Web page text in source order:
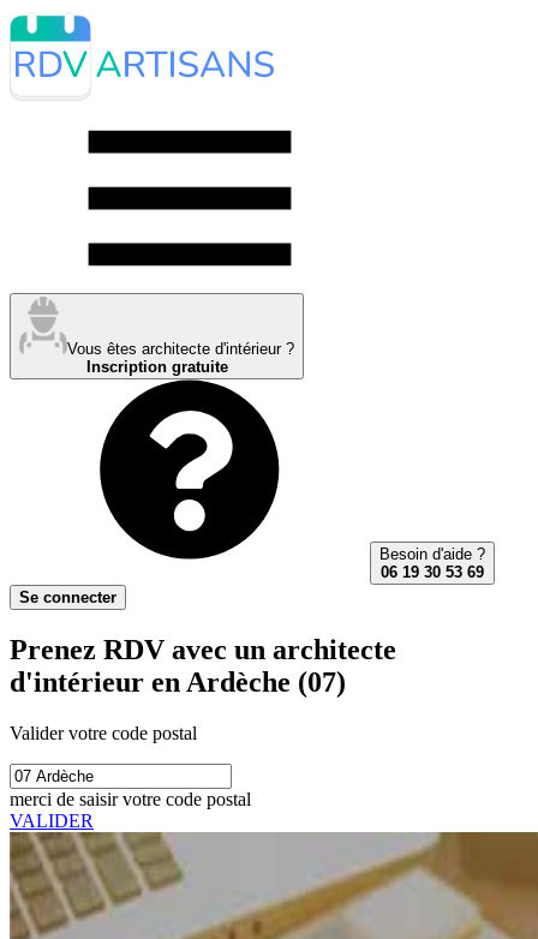
Vous êtes architecte d'intérieur ?
Inscription gratuite
Besoin d'aide ?
06 19 30 53 69
Se connecter
Prenez RDV avec un architecte
d'intérieur en Ardèche (07)
Valider votre code postal
merci de saisir votre code postal
VALIDER